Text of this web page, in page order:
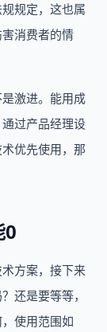
规定，这也属
消费者的情
激进。能用成
过产品经理设
优先使用，那
0
方案，接下来
还是要等等，
使用范围如